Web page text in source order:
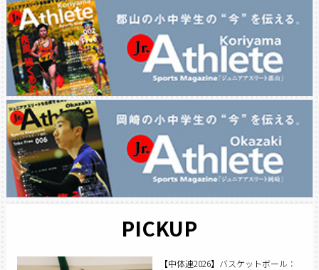
PICKUP
【中体連2026】バスケットボール：